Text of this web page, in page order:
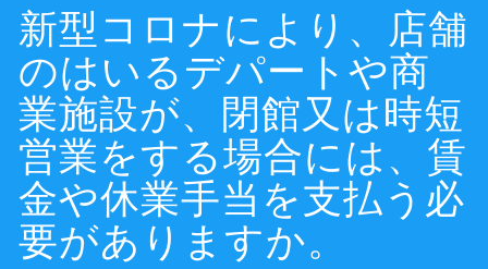
新型コロナにより、店舗
のはいるデパートや商
業施設が、閉館又は時短
営業をする場合には、賃
金や休業手当を支払う必
要がありますか。